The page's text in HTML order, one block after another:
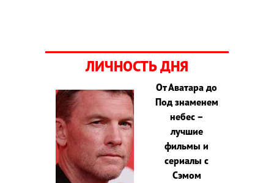
ЛИЧНОСТЬ ДНЯ
От Аватара до
Под знаменем
небес –
лучшие
фильмы и
сериалы с
Сэмом